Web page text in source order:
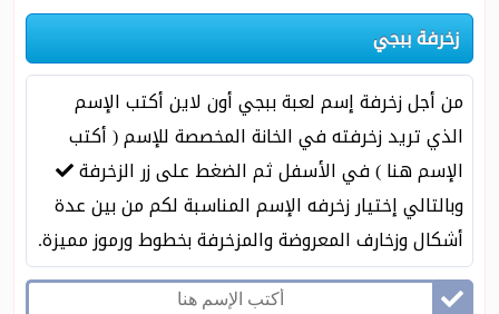
زخرفة ببجي
من أجل زخرفة إسم لعبة ببجي أون لاين أكتب الإسم
الذي تريد زخرفته في الخانة المخصصة للإسم ( أكتب
الإسم هنا ) في الأسفل ثم الضغط على زر الزخرفة
وبالتالي إختيار زخرفه الإسم المناسبة لكم من بين عدة
أشكال وزخارف المعروضة والمزخرفة بخطوط ورموز مميزة.